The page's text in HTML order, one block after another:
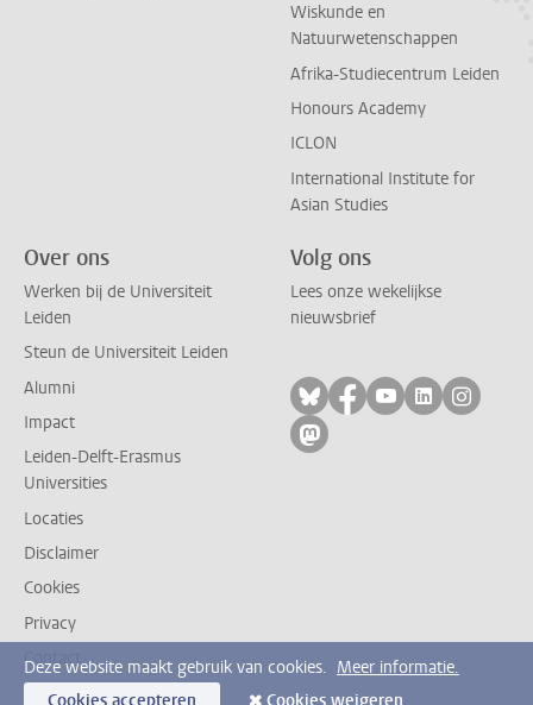
Wiskunde en
Natuurwetenschappen
Afrika-Studiecentrum Leiden
Honours Academy
ICLON
International Institute for
Asian Studies
Over ons
Werken bij de Universiteit
Leiden
Steun de Universiteit Leiden
Alumni
Impact
Leiden-Delft-Erasmus
Universities
Locaties
Disclaimer
Cookies
Privacy
Contact
Volg ons
Lees onze wekelijkse
nieuwsbrief
Volg ons op bluesky
Volg ons op
Volg ons op
Volg ons
Volg
Volg ons op mastodon
Deze website maakt gebruik van cookies. Meer informatie.